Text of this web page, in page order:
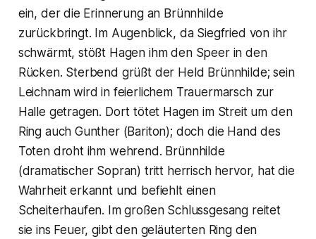
ein, der die Erinnerung an Brünnhilde
zurückbringt. Im Augenblick, da Siegfried von ihr
schwärmt, stößt Hagen ihm den Speer in den
Rücken. Sterbend grüßt der Held Brünnhilde; sein
Leichnam wird in feierlichem Trauermarsch zur
Halle getragen. Dort tötet Hagen im Streit um den
Ring auch Gunther (Bariton); doch die Hand des
Toten droht ihm wehrend. Brünnhilde
(dramatischer Sopran) tritt herrisch hervor, hat die
Wahrheit erkannt und befiehlt einen
Scheiterhaufen. Im großen Schlussgesang reitet
sie ins Feuer, gibt den geläuterten Ring den